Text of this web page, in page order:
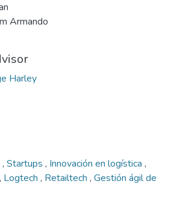
Armando
Harley
, Startups , Innovación en logística ,
, Logtech , Retailtech , Gestión ágil de